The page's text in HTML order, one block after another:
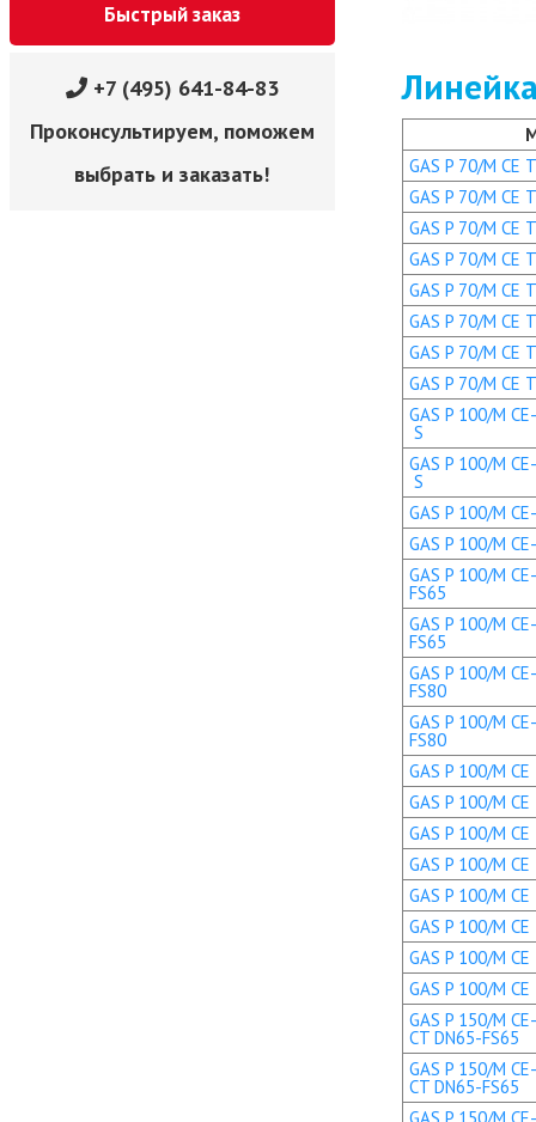
Быстрый заказ
+7 (495) 641-84-83
Проконсультируем, поможем
выбрать и заказать!
GAS P 70/M CE
GAS P 70/M CE
GAS P 70/M CE
GAS P 70/M CE
GAS P 70/M CE
GAS P 70/M CE
GAS P 70/M CE
GAS P 70/M CE
GAS P 100/M
S
GAS P 100/M
S
GAS P 100/M
GAS P 100/M
GAS P 100/M
FS65
GAS P 100/M
FS65
GAS P 100/M
FS80
GAS P 100/M
FS80
GAS P 100/M
GAS P 100/M
GAS P 100/M
GAS P 100/M
GAS P 100/M CE
GAS P 100/M
GAS P 100/M
GAS P 100/M
GAS P 150/M
CT DN65-FS65
GAS P 150/M
CT DN65-FS65